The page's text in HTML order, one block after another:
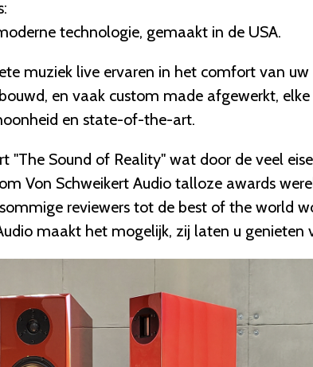
technologie, gemaakt in de USA.
muziek live ervaren in het comfort van uw
en vaak custom made afgewerkt,
en state-of-the-art.
"The Sound of Reality" wat door de veel
Von Schweikert Audio talloze awards
reviewers tot de best of the world
maakt het mogelijk, zij laten u